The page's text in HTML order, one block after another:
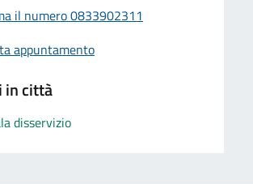
il numero 0833902311
appuntamento
in città
disservizio